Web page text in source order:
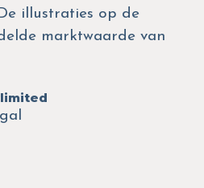
illustraties op de
marktwaarde van